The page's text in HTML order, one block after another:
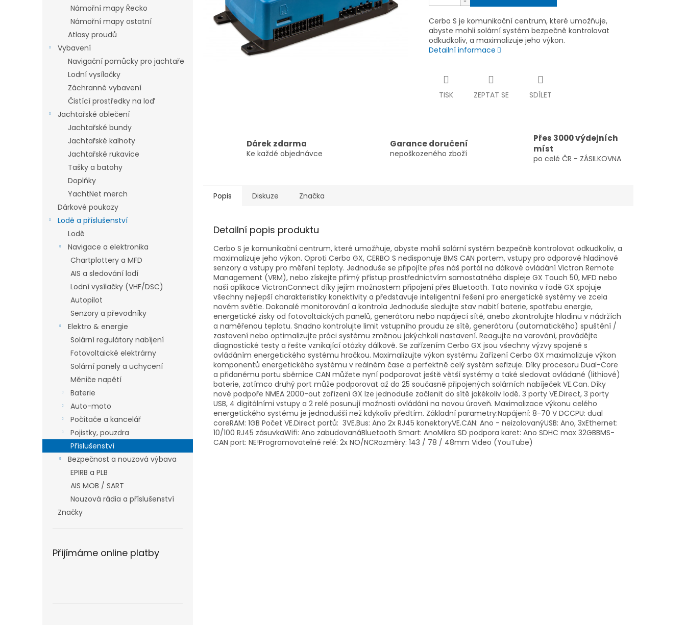
Námořní mapy Řecko
Námořní mapy ostatní
Atlasy proudů
Vybavení
Navigační pomůcky pro jachtaře
Lodní vysílačky
Záchranné vybavení
Čistící prostředky na loď
Jachtařské oblečení
Jachtařské bundy
Jachtařské kalhoty
Jachtařské rukavice
Tašky a batohy
Doplňky
YachtNet merch
Dárkové poukazy
Lodě a příslušenství
Lodě
Navigace a elektronika
Chartplottery a MFD
AIS a sledování lodí
Lodní vysílačky (VHF/DSC)
Autopilot
Senzory a převodníky
Elektro & energie
Solární regulátory nabíjení
Fotovoltaické elektrárny
Solární panely a uchycení
Měniče napětí
Baterie
Auto-moto
Počítače a kancelář
Pojistky, pouzdra
Příslušenství
Bezpečnost a nouzová výbava
EPIRB a PLB
AIS MOB / SART
Nouzová rádia a příslušenství
Značky
Přijímáme online platby
Cerbo S je komunikační centrum, které umožňuje,
abyste mohli solární systém bezpečně kontrolovat
odkudkoliv, a maximalizuje jeho výkon.
Detailní informace
TISK ZEPTAT SE SDÍLET
Dárek zdarma
Ke každé objednávce
Garance doručení
nepoškozeného zboží
Přes 3000 výdejních
míst
po celé ČR - ZÁSILKOVNA
Popis Diskuze Značka
Detailní popis produktu
Cerbo S je komunikační centrum, které umožňuje, abyste mohli solární systém bezpečně kontrolovat odkudkoliv, a
maximalizuje jeho výkon. Oproti Cerbo GX, CERBO S nedisponuje BMS CAN portem, vstupy pro odporové hladinové
senzory a vstupy pro měření teploty. Jednoduše se připojíte přes náš portál na dálkové ovládání Victron Remote
Management (VRM), nebo získejte přímý přístup prostřednictvím samostatného displeje GX Touch 50, MFD nebo
naší aplikace VictronConnect díky jejím možnostem připojení přes Bluetooth. Tato novinka v řadě GX spojuje
všechny nejlepší charakteristiky konektivity a představuje inteligentní řešení pro energetické systémy ve zcela
novém světle. Dokonalé monitorování a kontrola Jednoduše sledujte stav nabití baterie, spotřebu energie,
energetické zisky od fotovoltaických panelů, generátoru nebo napájecí sítě, anebo zkontrolujte hladinu v nádržích
a naměřenou teplotu. Snadno kontrolujte limit vstupního proudu ze sítě, generátoru (automatického) spuštění /
zastavení nebo optimalizujte práci systému změnou jakýchkoli nastavení. Reagujte na varování, provádějte
diagnostické testy a řešte vznikající otázky dálkově. Se zařízením Cerbo GX jsou všechny výzvy spojené s
ovládáním energetického systému hračkou. Maximalizujte výkon systému Zařízení Cerbo GX maximalizuje výkon
komponentů energetického systému v reálném čase a perfektně celý systém seřizuje. Díky procesoru Dual-Core
a přidanému portu sběrnice CAN můžete nyní podporovat ještě větší systémy a také sledovat ovládané (lithiové)
baterie, zatímco druhý port může podporovat až do 25 současně připojených solárních nabíječek VE.Can. Díky
nové podpoře NMEA 2000-out zařízení GX lze jednoduše začlenit do sítě jakékoliv lodě. 3 porty VE.Direct, 3 porty
USB, 4 digitálními vstupy a 2 relé posunují možnosti ovládání na novou úroveň. Maximalizace výkonu celého
energetického systému je jednodušší než kdykoliv předtím. Základní parametry:Napájení: 8-70 V DCCPU: dual
coreRAM: 1GB Počet VE.Direct portů: 3VE.Bus: Ano 2x RJ45 konektoryVE.CAN: Ano - neizolovanýUSB: Ano, 3xEthernet:
10/100 RJ45 zásuvkaWifi: Ano zabudovanáBluetooth Smart: AnoMikro SD podpora karet: Ano SDHC max 32GBBMS-
CAN port: NE!Programovatelné relé: 2x NO/NCRozměry: 143 / 78 / 48mm Video (YouTube)